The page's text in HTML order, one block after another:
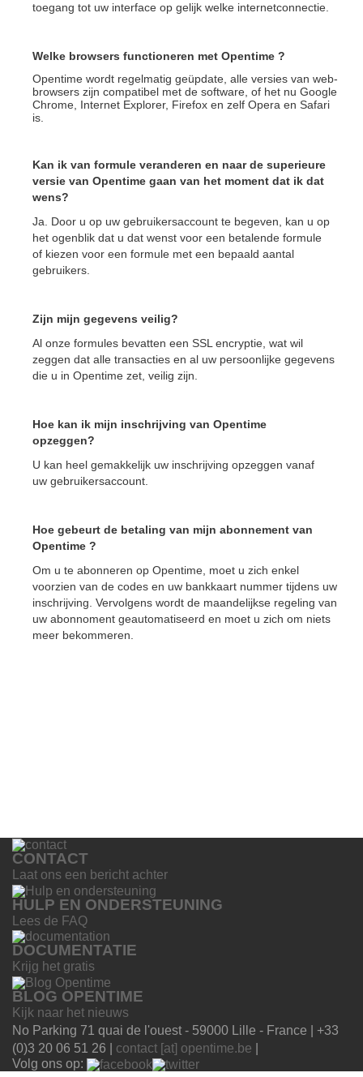
toegang tot uw interface op gelijk welke internetconnectie.
Welke browsers functioneren met Opentime ?
Opentime wordt regelmatig geüpdate, alle versies van web-
browsers zijn compatibel met de software, of het nu Google
Chrome, Internet Explorer, Firefox en zelf Opera en Safari
is.
Kan ik van formule veranderen en naar de superieure
versie van Opentime gaan van het moment dat ik dat
wens?
Ja. Door u op uw gebruikersaccount te begeven, kan u op
het ogenblik dat u dat wenst voor een betalende formule
of kiezen voor een formule met een bepaald aantal
gebruikers.
Zijn mijn gegevens veilig?
Al onze formules bevatten een SSL encryptie, wat wil
zeggen dat alle transacties en al uw persoonlijke gegevens
die u in Opentime zet, veilig zijn.
Hoe kan ik mijn inschrijving van Opentime
opzeggen?
U kan heel gemakkelijk uw inschrijving opzeggen vanaf
uw gebruikersaccount.
Hoe gebeurt de betaling van mijn abonnement van
Opentime ?
Om u te abonneren op Opentime, moet u zich enkel
voorzien van de codes en uw bankkaart nummer tijdens uw
inschrijving. Vervolgens wordt de maandelijkse regeling van
uw abonnoment geautomatiseerd en moet u zich om niets
meer bekommeren.
CONTACT
Laat ons een bericht achter
HULP EN ONDERSTEUNING
Lees de FAQ
DOCUMENTATIE
Krijg het gratis
BLOG OPENTIME
Kijk naar het nieuws
No Parking 71 quai de l'ouest - 59000 Lille - France | +33
(0)3 20 06 51 26 | contact [at] opentime.be
Volg ons op: